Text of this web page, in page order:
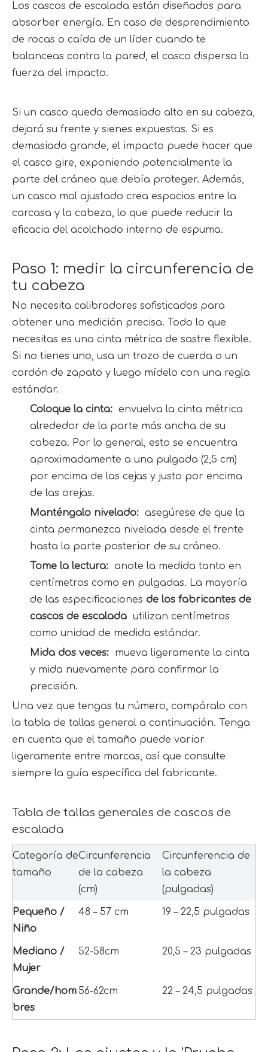
Los cascos de escalada están diseñados para
absorber energía. En caso de desprendimiento
de rocas o caída de un líder cuando te
balanceas contra la pared, el casco dispersa la
fuerza del impacto.
Si un casco queda demasiado alto en su cabeza,
dejará su frente y sienes expuestas. Si es
demasiado grande, el impacto puede hacer que
el casco gire, exponiendo potencialmente la
parte del cráneo que debía proteger. Además,
un casco mal ajustado crea espacios entre la
carcasa y la cabeza, lo que puede reducir la
eficacia del acolchado interno de espuma.
Paso 1: medir la circunferencia de
tu cabeza
No necesita calibradores sofisticados para
obtener una medición precisa. Todo lo que
necesitas es una cinta métrica de sastre flexible.
Si no tienes uno, usa un trozo de cuerda o un
cordón de zapato y luego mídelo con una regla
estándar.
Coloque la cinta: envuelva la cinta métrica
alrededor de la parte más ancha de su
cabeza. Por lo general, esto se encuentra
aproximadamente a una pulgada (2,5 cm)
por encima de las cejas y justo por encima
de las orejas.
Manténgalo nivelado: asegúrese de que la
cinta permanezca nivelada desde el frente
hasta la parte posterior de su cráneo.
Tome la lectura: anote la medida tanto en
centímetros como en pulgadas. La mayoría
de las especificaciones de los fabricantes de
cascos de escalada utilizan centímetros
como unidad de medida estándar.
Mida dos veces:
mueva ligeramente la cinta
y mida nuevamente para confirmar la
precisión.
Una vez que tengas tu número, compáralo con
la tabla de tallas general a continuación. Tenga
en cuenta que el tamaño puede variar
ligeramente entre marcas, así que consulte
siempre la guía específica del fabricante.
Tabla de tallas generales de cascos de
escalada
Categoría de
tamaño
Circunferencia
de la cabeza
(cm)
Circunferencia de
la cabeza
(pulgadas)
Pequeño /
Niño
48 – 57 cm 19 – 22,5 pulgadas
Mediano /
Mujer
52-58cm 20,5 – 23 pulgadas
Grande/hom
bres
56-62cm 22 – 24,5 pulgadas